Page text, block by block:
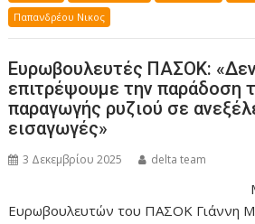
Παπανδρέου Νικος
Ευρωβουλευτές ΠΑΣΟΚ:
επιτρέψουμε την παράδοση
παραγωγής ρυζιού σε
εισαγωγές»
3 Δεκεμβρίου 2025 delta team
Ευρωβουλευτών του ΠΑΣΟΚ Γιάννη